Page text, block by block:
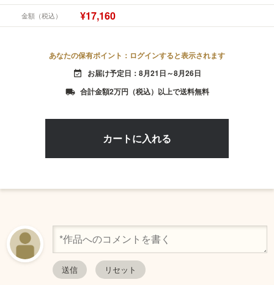
金額（税込） ¥17,160
あなたの保有ポイント：ログインすると表示されます
event_available お届け予定日：8月21日～8月26日
local_shipping 合計金額2万円（税込）以上で送料無料